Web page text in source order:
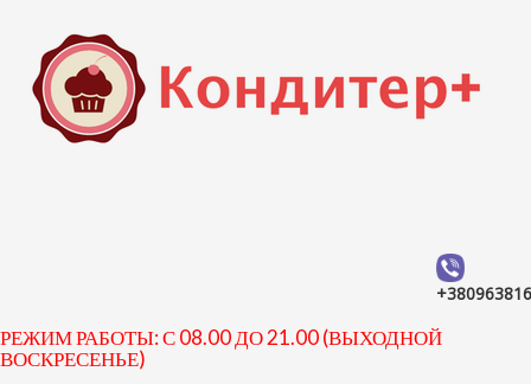
РЕЖИМ РАБОТЫ: С 08.00 ДО 21.00 (ВЫХОДНОЙ
ВОСКРЕСЕНЬЕ)